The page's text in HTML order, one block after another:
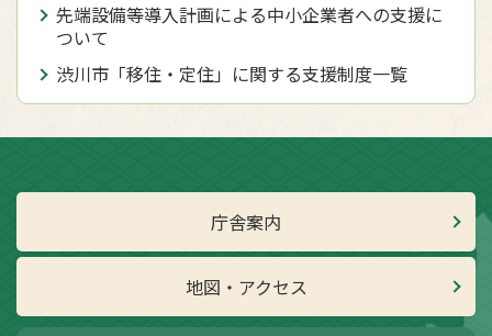
先端設備等導入計画による中小企業者への支援に
ついて
渋川市「移住・定住」に関する支援制度一覧
庁舎案内
地図・アクセス